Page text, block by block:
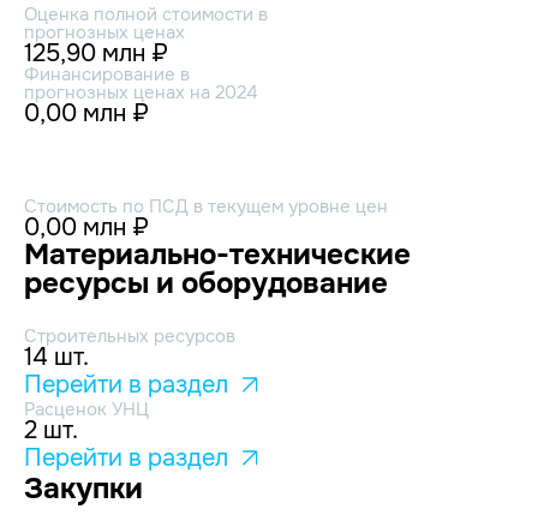
Оценка полной стоимости в
прогнозных ценах
125,90 млн ₽
Финансирование в
прогнозных ценах на 2024
0,00 млн ₽
Стоимость по ПСД в текущем уровне цен
0,00 млн ₽
Материально-технические
ресурсы и оборудование
Строительных ресурсов
14 шт.
Перейти в раздел
Расценок УНЦ
2 шт.
Перейти в раздел
Закупки